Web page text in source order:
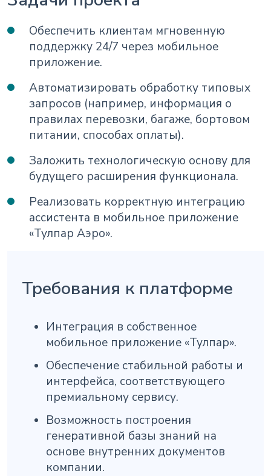
Обеспечить клиентам мгновенную
поддержку 24/7 через мобильное
приложение.
Автоматизировать обработку типовых
запросов (например, информация о
правилах перевозки, багаже, бортовом
питании, способах оплаты).
Заложить технологическую основу для
будущего расширения функционала.
Реализовать корректную интеграцию
ассистента в мобильное приложение
«Тулпар Аэро».
Требования к платформе
Интеграция в собственное
мобильное приложение «Тулпар».
Обеспечение стабильной работы и
интерфейса, соответствующего
премиальному сервису.
Возможность построения
генеративной базы знаний на
основе внутренних документов
компании.